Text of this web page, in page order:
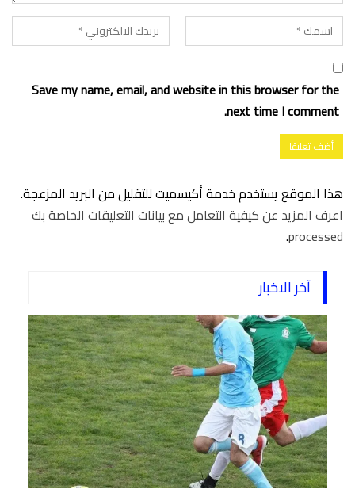
Save my name, email, and website in this browser for the
next time I comment.
هذا الموقع يستخدم خدمة أكيسميت للتقليل من البريد المزعجة.
اعرف المزيد عن كيفية التعامل مع بيانات التعليقات الخاصة بك
processed
.
آخر الاخبار